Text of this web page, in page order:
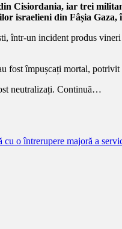
Cisiordania, iar trei
israelieni din Fâșia
într-un incident produs
fost împușcați mortal,
neutralizați. Continuă…
o întrerupere majoră a